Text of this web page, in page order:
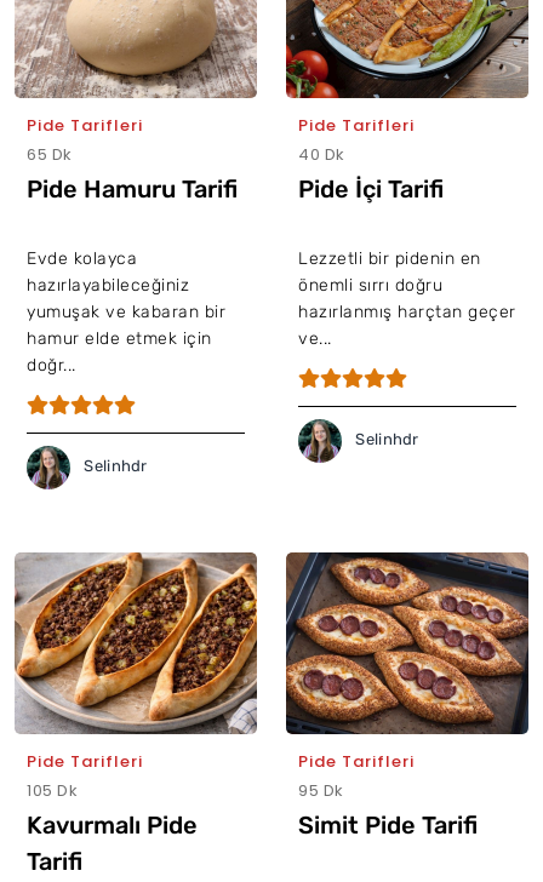
Pide Tarifleri
65 Dk
Pide Hamuru Tarifi
Evde kolayca
hazırlayabileceğiniz
yumuşak ve kabaran bir
hamur elde etmek için
doğr...
Selinhdr
Pide Tarifleri
40 Dk
Pide İçi Tarifi
Lezzetli bir pidenin en
önemli sırrı doğru
hazırlanmış harçtan geçer
ve...
Selinhdr
Pide Tarifleri
105 Dk
Kavurmalı Pide
Tarifi
Pide Tarifleri
95 Dk
Simit Pide Tarifi